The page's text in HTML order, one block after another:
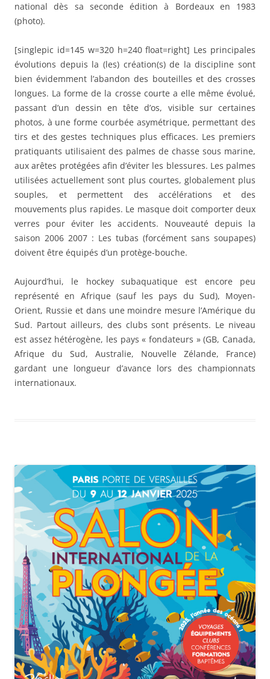
national dès sa seconde édition à Bordeaux en 1983
(photo).
[singlepic id=145 w=320 h=240 float=right] Les principales
évolutions depuis la (les) création(s) de la discipline sont
bien évidemment l’abandon des bouteilles et des crosses
longues. La forme de la crosse courte a elle même évolué,
passant d’un dessin en tête d’os, visible sur certaines
photos, à une forme courbée asymétrique, permettant des
tirs et des gestes techniques plus efficaces. Les premiers
pratiquants utilisaient des palmes de chasse sous marine,
aux arêtes protégées afin d’éviter les blessures. Les palmes
utilisées actuellement sont plus courtes, globalement plus
souples, et permettent des accélérations et des
mouvements plus rapides. Le masque doit comporter deux
verres pour éviter les accidents. Nouveauté depuis la
saison 2006 2007 : Les tubas (forcément sans soupapes)
doivent être équipés d’un protège-bouche.
Aujourd’hui, le hockey subaquatique est encore peu
représenté en Afrique (sauf les pays du Sud), Moyen-
Orient, Russie et dans une moindre mesure l’Amérique du
Sud. Partout ailleurs, des clubs sont présents. Le niveau
est assez hétérogène, les pays « fondateurs » (GB, Canada,
Afrique du Sud, Australie, Nouvelle Zélande, France)
gardant une longueur d’avance lors des championnats
internationaux.